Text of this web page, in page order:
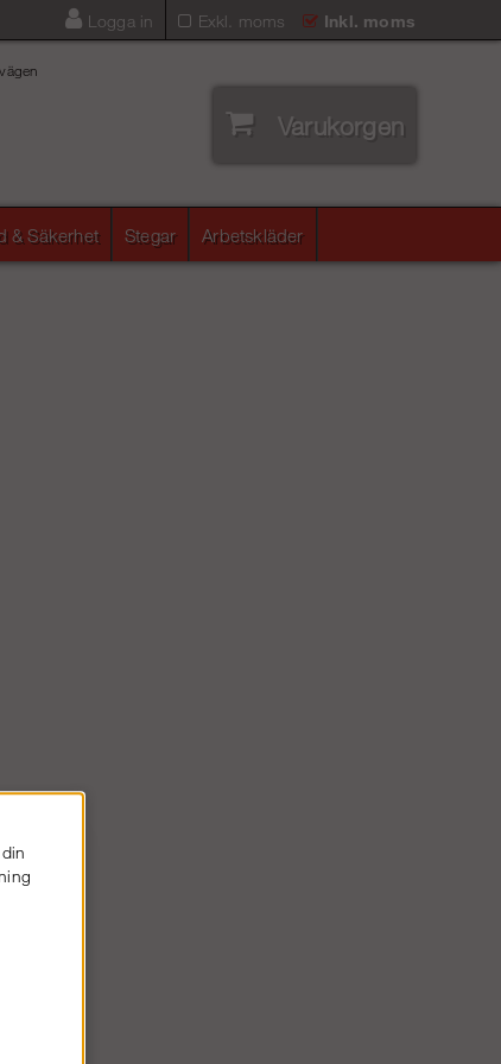
Exkl. moms Inkl. moms
Logga in
Varukorgen
& Säkerhet Stegar Arbetskläder